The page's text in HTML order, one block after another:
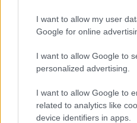
I want to allow my user
Google for online
I want to allow Google to
personalized advertising.
I want to allow Google to
related to analytics like
device identifiers in apps.
Giovannimaria